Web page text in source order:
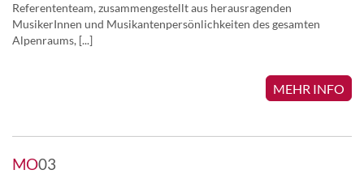
Referententeam, zusammengestellt aus herausragenden
MusikerInnen und Musikantenpersönlichkeiten des gesamten
Alpenraums, [...]
MEHR INFO
MO03